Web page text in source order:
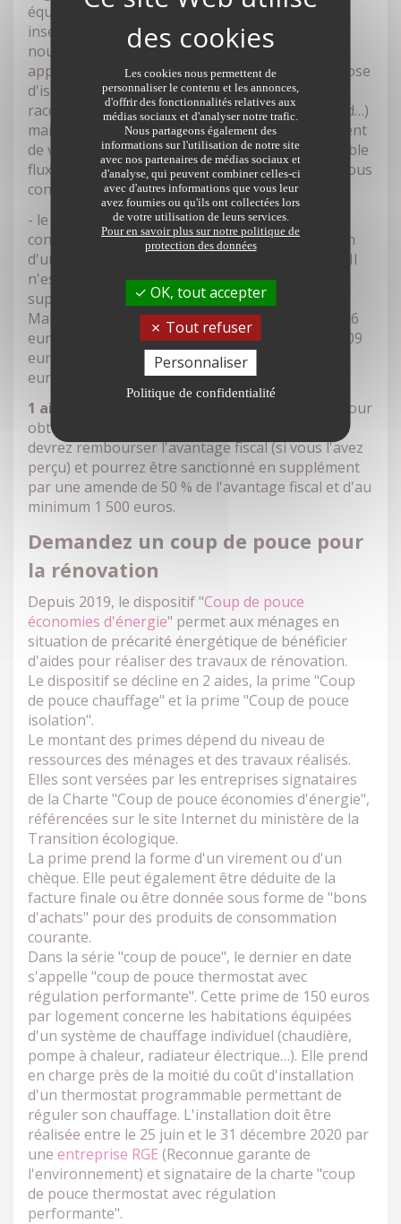
équipements de ventilation naturelle (DOM), les
inserts ou foyers fermés. Par contre en 2020, 7
nouveaux types de dépenses ont fait leur
apparition, essentiellement des frais de pose (pose
d'isolation des parois vitrées, d'équipements de
raccordement à un réseau de chaleur ou de froid…)
mais aussi l'acquisition et la pose d'un équipement
de ventilation mécanique contrôlée (VMC) à double
flux ou la réalisation d'un bouquet de travaux (sous
conditions) ;
- le bénéfice du CITE est subordonné à des
conditions de ressources (sauf pour l'installation
d'une borne de charge pour voiture électrique). Il
n'est accordé qu'aux foyers dont le revenu est
supérieur aux plafonds de l'Anah (sinon c'est
MaPrimRéno' qui s'applique) et inférieur à 27 706
euros pour la 1re part du quotient familial + 8 209
euros pour les 2 demi-parts suivantes + 6 157
euros pour les demi-parts supplémentaires.
1 aide pas 2
: Si vous avez déclaré des travaux pour
obtenir à la fois le CITE et MaPrimeRénov', vous
devrez rembourser l'avantage fiscal (si vous l'avez
perçu) et pourrez être sanctionné en supplément
par une amende de 50 % de l'avantage fiscal et d'au
minimum 1 500 euros.
Demandez un coup de pouce pour
la rénovation
Depuis 2019, le dispositif "Coup de pouce
économies d'énergie" permet aux ménages en
situation de précarité énergétique de bénéficier
d'aides pour réaliser des travaux de rénovation.
Le dispositif se décline en 2 aides, la prime "Coup
de pouce chauffage" et la prime "Coup de pouce
isolation".
Le montant des primes dépend du niveau de
ressources des ménages et des travaux réalisés.
Elles sont versées par les entreprises signataires
de la Charte "Coup de pouce économies d'énergie",
référencées sur le site Internet du ministère de la
Transition écologique.
La prime prend la forme d'un virement ou d'un
chèque. Elle peut également être déduite de la
facture finale ou être donnée sous forme de "bons
d'achats" pour des produits de consommation
courante.
Dans la série "coup de pouce", le dernier en date
s'appelle "coup de pouce thermostat avec
régulation performante". Cette prime de 150 euros
par logement concerne les habitations équipées
d'un système de chauffage individuel (chaudière,
pompe à chaleur, radiateur électrique…). Elle prend
en charge près de la moitié du coût d'installation
d'un thermostat programmable permettant de
réguler son chauffage. L'installation doit être
réalisée entre le 25 juin et le 31 décembre 2020 par
une entreprise RGE (Reconnue garante de
l'environnement) et signataire de la charte "coup
de pouce thermostat avec régulation
performante".
Les cookies nous permettent de
personnaliser le contenu et les annonces,
d'offrir des fonctionnalités relatives aux
médias sociaux et d'analyser notre trafic.
Nous partageons également des
informations sur l'utilisation de notre site
avec nos partenaires de médias sociaux et
d'analyse, qui peuvent combiner celles-ci
avec d'autres informations que vous leur
avez fournies ou qu'ils ont collectées lors
de votre utilisation de leurs services.
Pour en savoir plus sur notre politique de
protection des données
OK, tout accepter
Tout refuser
Personnaliser
Politique de confidentialité